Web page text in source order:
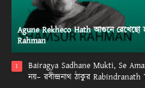
Agune Rekheco Hath আগুনে রেখেছো
Rahman
1
Bairagya Sadhane Mukti, Se
নয়– রবীন্দ্রনাথ ঠাকুর